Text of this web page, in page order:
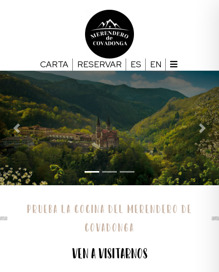
CARTA RESERVAR ES EN
Previous
Prueba la cocina del merendero de
Covadonga
Ven a visitarnos